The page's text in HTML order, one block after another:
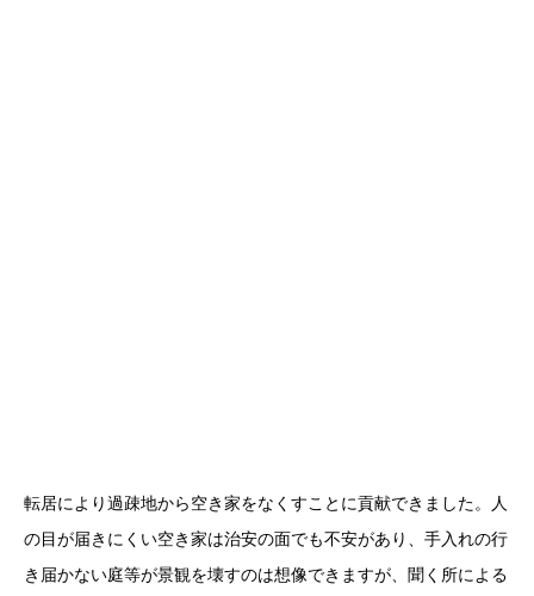
転居により過疎地から空き家をなくすことに貢献できました。人
の目が届きにくい空き家は治安の面でも不安があり、手入れの行
き届かない庭等が景観を壊すのは想像できますが、聞く所による